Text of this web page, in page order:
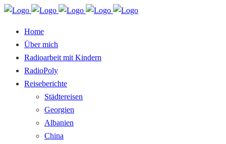
Home
Über mich
Radioarbeit mit Kindern
RadioPoly
Reiseberichte
Städtereisen
Georgien
Albanien
China